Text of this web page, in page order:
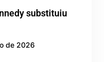
substituiu
de 2026